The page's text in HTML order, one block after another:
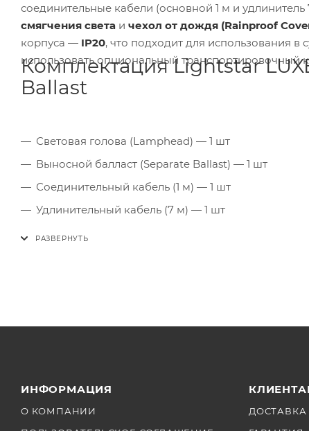
соединительные кабели (основной 1 м и удлинитель
смягчения света и чехол от дождя (Rainproof
корпуса — IP20, что подходит для использования в
использовать опциональный транспортировочный
Комплектация Lightstar
Ballast
Световая голова (Lamphead) — 1 шт
Выносной балласт (Separate Ballast) — 1 шт
Соединительный кабель (1 м) — 1 шт
Удлинительный кабель (7 м) — 1 шт
ИНФОРМАЦИЯ
О КОМПАНИИ